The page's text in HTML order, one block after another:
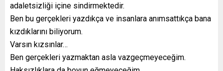
adaletsizliği içine sindirmektedir.
Ben bu gerçekleri yazdıkça ve insanlara anımsattıkça bana
kızdıklarını biliyorum.
Varsın kızsınlar…
Ben gerçekleri yazmaktan asla vazgeçmeyeceğim.